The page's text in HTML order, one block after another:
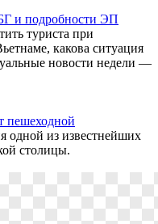
и подробности ЭП
туриста при
какова ситуация
новости недели —
пешеходной
одной из известнейших
столицы.